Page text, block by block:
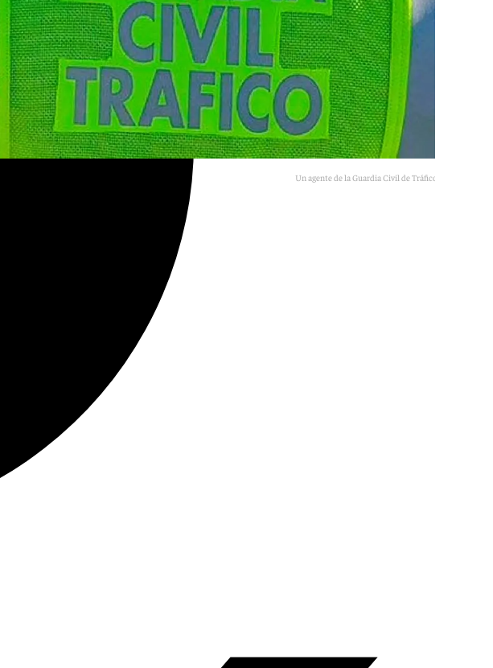
Un agente de la Guardia Civil de Tráfico en un control